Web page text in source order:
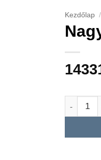
Kezdőlap /